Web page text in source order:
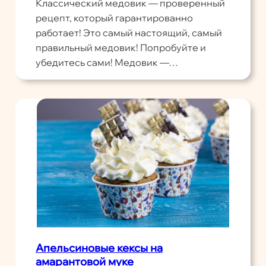
Классический медовик — проверенный
рецепт, который гарантированно
работает! Это самый настоящий, самый
правильный медовик! Попробуйте и
убедитесь сами! Медовик —…
Апельсиновые кексы на
амарантовой муке